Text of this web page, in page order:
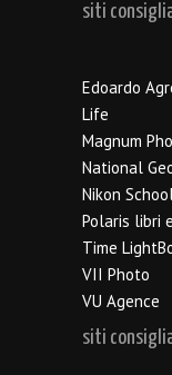
siti
Edoardo
Life
Magnum
National
Nikon
Polaris libri
Time
VII Photo
VU Agence
siti